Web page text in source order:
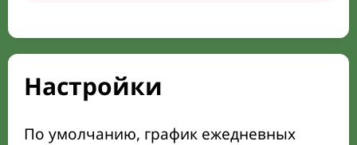
Настройки
По умолчанию, график ежедневных